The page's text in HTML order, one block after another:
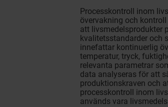
Processkontroll inom
övervakning och
att livsmedelsprodukter
kvalitetsstandarder och
innefattar kontinuerlig
temperatur, tryck,
relevanta parametrar
data analyseras för att
produktionskraven och
processkontroll inom
används vara